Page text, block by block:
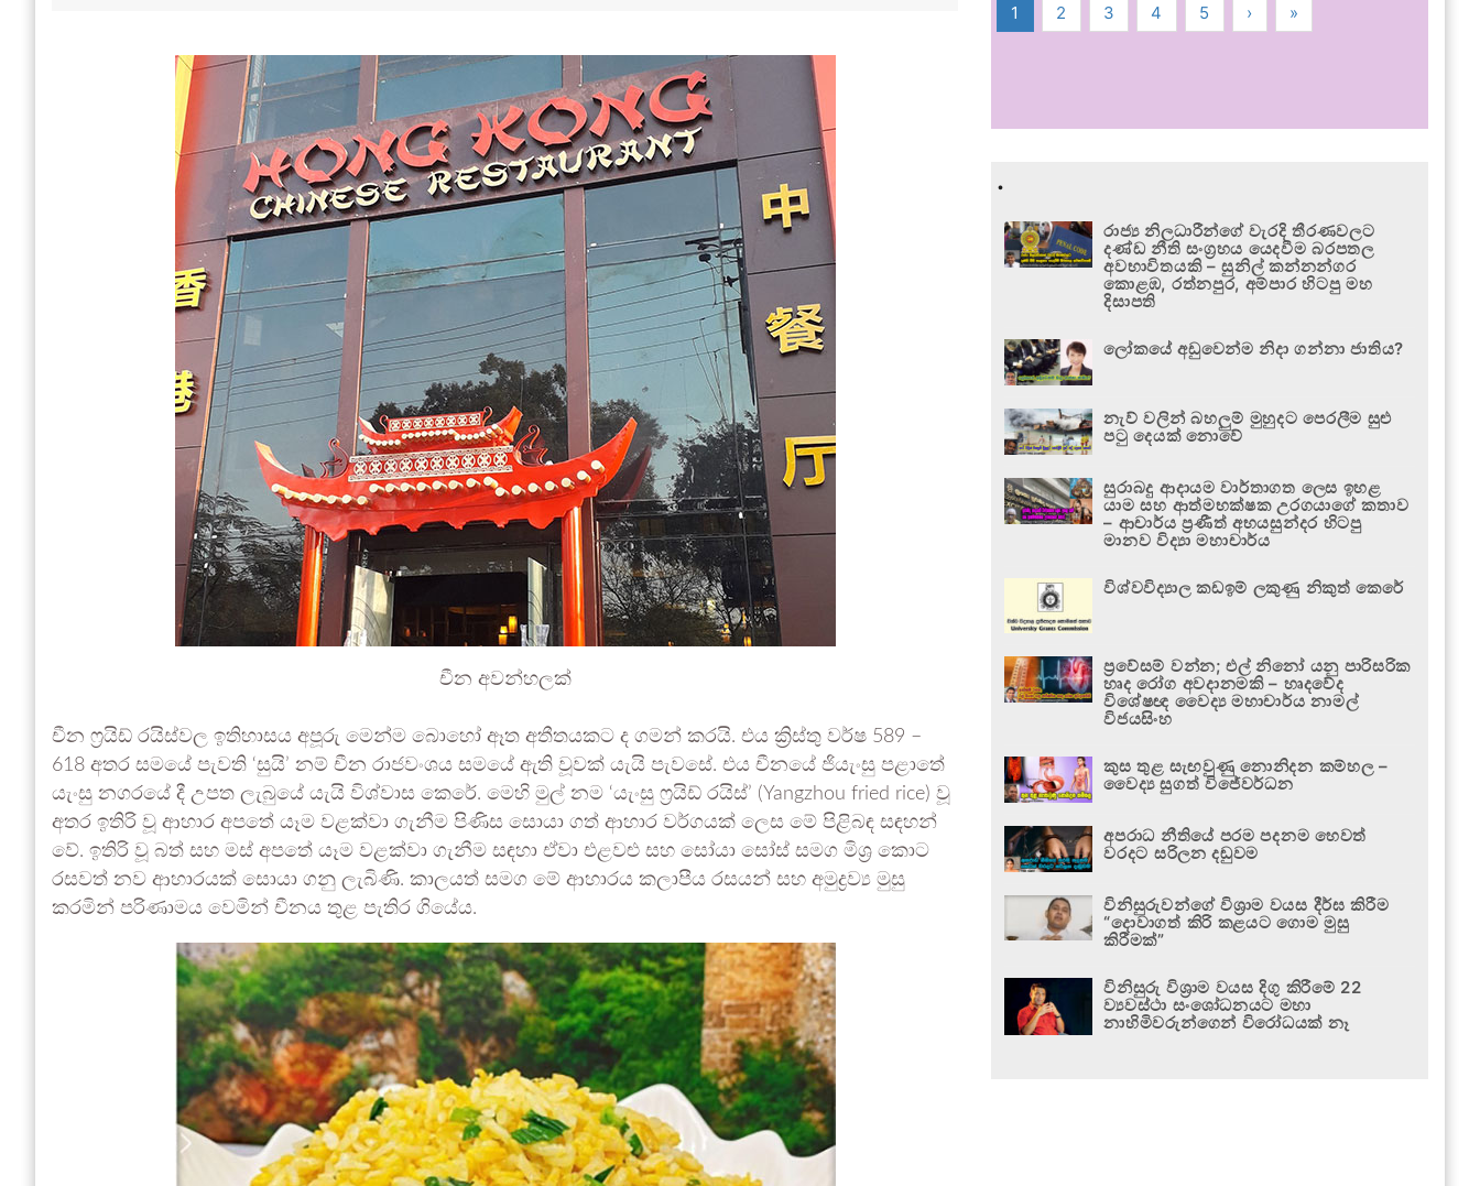
චීන අවන්හලක්
චීන ෆ්‍රයිඩ් රයිස්වල ඉතිහාසය අපූරු මෙන්ම බොහෝ ඈත අතීතයකට ද ගමන් කරයි. එය ක්‍රිස්තු වර්ෂ 589 –
618 අතර සමයේ පැවති ‘සුයි’ නම් චීන රාජවංශය සමයේ ඇති වූවක් යැයි පැවසේ. එය චීනයේ ජියැංසු පළාතේ
යැංසු නගරයේ දී උපත ලැබුයේ යැයි විශ්වාස කෙරේ. මෙහි මුල් නම ‘යැංසු ෆ්‍රයිඩ් රයිස්’ (Yangzhou fried rice) වූ
අතර ඉතිරි වූ ආහාර අපතේ යෑම වළක්වා ගැනීම පිණිස සොයා ගත් ආහාර වර්ගයක් ලෙස මේ පිළිබඳ සඳහන්
වේ. ඉතිරි වූ බත් සහ මස් අපතේ යෑම වළක්වා ගැනීම සඳහා ඒවා එළවළු සහ සෝයා සෝස් සමග මිශ්‍ර කොට
රසවත් නව ආහාරයක් සොයා ගනු ලැබිණි. කාලයත් සමග මේ ආහාරය කලාපීය රසයන් සහ අමුද්‍රව්‍ය මුසු
කරමින් පරිණාමය වෙමින් චීනය තුළ පැතිර ගියේය.
1 2 3 4 5 › »
.
රාජ්‍ය නිලධාරීන්ගේ වැරදි තීරණවලට
දණ්ඩ නීති සංග්‍රහය යෙදවීම බරපතල
අවභාවිතයකි – සුනිල් කන්නන්ගර
කොළඹ, රත්නපුර, අම්පාර හිටපු මහ
දිසාපති
ලෝකයේ අඩුවෙන්ම නිදා ගන්නා ජාතිය?
නැව් වලින් බහලුම් මුහුදට පෙරලීම සුළු
පටු දෙයක් නොවේ
සුරාබදු ආදායම වාර්තාගත ලෙස ඉහළ
යාම සහ ආත්මභක්ෂක උරගයාගේ කතාව
– ආචාර්ය ප්‍රණීත් අභයසුන්දර හිටපු
මානව විද්‍යා මහාචාර්ය
විශ්වවිද්‍යාල කඩඉම් ලකුණු නිකුත් කෙරේ
ප්‍රවේසම් වන්න; එල් නිනෝ යනු පාරිසරික
හෘද රෝග අවදානමකි – හෘදවේද
විශේෂඥ වෛද්‍ය මහාචාර්ය නාමල්
විජයසිංහ
කුස තුළ සැඟවුණු නොනිදන කම්හල –
වෛද්‍ය සුගත් විජේවර්ධන
අපරාධ නීතියේ පරම පදනම හෙවත්
වරදට සරිලන දඬුවම
විනිසුරුවන්ගේ විශ්‍රාම වයස දීර්ඝ කිරීම
“දොවාගත් කිරි කළයට ගොම මුසු
කිරීමක්”
විනිසුරු විශ්‍රාම වයස දිගු කිරීමේ 22
ව්‍යවස්ථා සංශෝධනයට මහා
නාහිමිවරුන්ගෙන් විරෝධයක් නෑ